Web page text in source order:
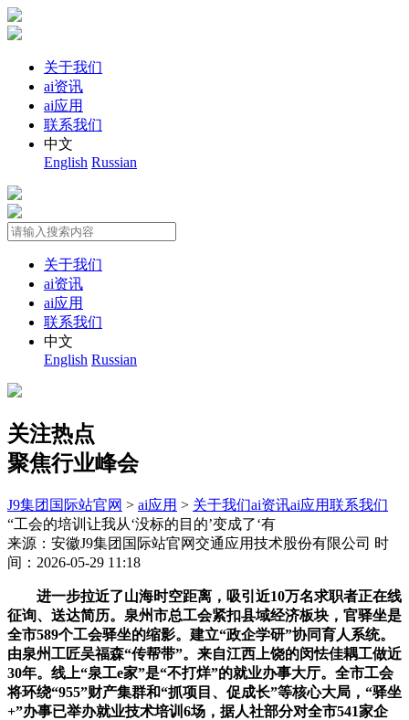
关于我们
ai资讯
ai应用
联系我们
中文
English Russian
关于我们
ai资讯
ai应用
联系我们
中文
English Russian
关注热点
聚焦行业峰会
J9集团国际站官网 > ai应用 > 关于我们ai资讯ai应用联系我们
“工会的培训让我从‘没标的目的’变成了‘有
来源：安徽J9集团国际站官网交通应用技术股份有限公司 时
间：2026-05-29 11:18
进一步拉近了山海时空距离，吸引近10万名求职者正在线
征询、送达简历。泉州市总工会紧扣县域经济板块，官驿坐是
全市589个工会驿坐的缩影。建立“政企学研”协同育人系统。
由泉州工匠吴福森“传帮带”。来自江西上饶的闵怯佳耦工做近
30年。线上“泉工e家”是“不打烊”的就业办事大厅。全市工会
将环绕“955”财产集群和“抓项目、促成长”等核心大局，“驿坐
+”办事已举办就业技术培训6场，据人社部分对全市541家企